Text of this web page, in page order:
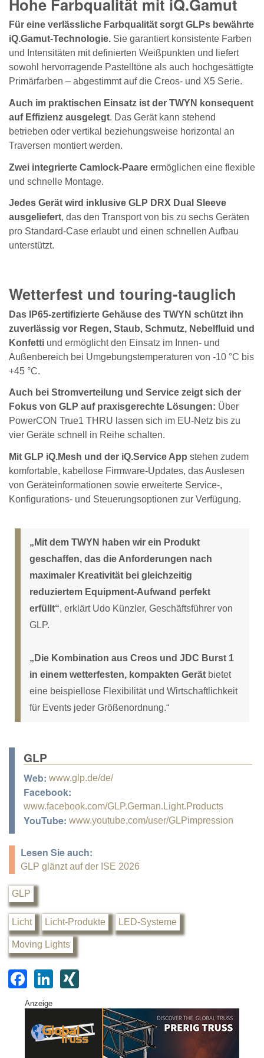
Für eine verlässliche Farbqualität sorgt GLPs bewährte
iQ.Gamut-Technologie. Sie garantiert konsistente Farben
und Intensitäten mit definierten Weißpunkten und liefert
sowohl hervorragende Pastelltöne als auch hochgesättigte
Primärfarben – abgestimmt auf die Creos- und X5 Serie.
Auch im praktischen Einsatz ist der TWYN konsequent
auf Effizienz ausgelegt. Das Gerät kann stehend
betrieben oder vertikal beziehungsweise horizontal an
Traversen montiert werden.
Zwei integrierte Camlock-Paare ermöglichen eine flexible
und schnelle Montage.
Jedes Gerät wird inklusive GLP DRX Dual Sleeve
ausgeliefert, das den Transport von bis zu sechs Geräten
pro Standard-Case erlaubt und einen schnellen Aufbau
unterstützt.
Wetterfest und touring-tauglich
Das IP65-zertifizierte Gehäuse des TWYN schützt ihn
zuverlässig vor Regen, Staub, Schmutz, Nebelfluid und
Konfetti und ermöglicht den Einsatz im Innen- und
Außenbereich bei Umgebungstemperaturen von -10 °C bis
+45 °C.
Auch bei Stromverteilung und Service zeigt sich der
Fokus von GLP auf praxisgerechte Lösungen: Über
PowerCON True1 THRU lassen sich im EU-Netz bis zu
vier Geräte schnell in Reihe schalten.
Mit GLP iQ.Mesh und der iQ.Service App stehen zudem
komfortable, kabellose Firmware-Updates, das Auslesen
von Geräteinformationen sowie erweiterte Service-,
Konfigurations- und Steuerungsoptionen zur Verfügung.
„Mit dem TWYN haben wir ein Produkt
geschaffen, das die Anforderungen nach
maximaler Kreativität bei gleichzeitig
reduziertem Equipment-Aufwand perfekt
erfüllt“, erklärt Udo Künzler, Geschäftsführer von
GLP.
„Die Kombination aus Creos und JDC Burst 1
in einem wetterfesten, kompakten Gerät bietet
eine beispiellose Flexibilität und Wirtschaftlichkeit
für Events jeder Größenordnung.“
GLP
Web: www.glp.de/de/
Facebook:
www.facebook.com/GLP.German.Light.Products
YouTube: www.youtube.com/user/GLPimpression
Lesen Sie auch:
GLP glänzt auf der ISE 2026
GLP
Licht Licht-Produkte LED-Systeme
Moving Lights
F
a
c
e
Li
k
e
G
Anzeige